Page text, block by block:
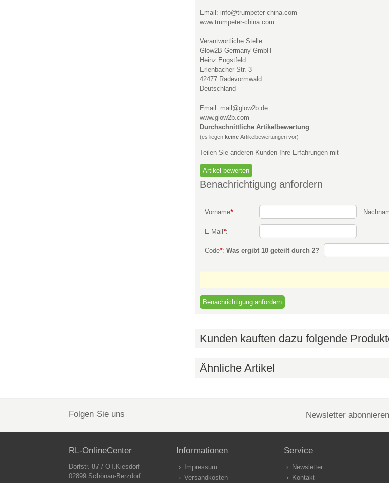
Email: info@trumpeter-china.com
www.trumpeter-china.com
Verantwortliche Stelle:
Glow2B Germany GmbH
Heinz Engstfeld
Erlenbacher Str. 3
42477 Radevormwald
Deutschland
Email: mail@glow2b.de
www.glow2b.com
Durchschnittliche Artikelbewertung:
(es liegen keine Artikelbewertungen vor)
Teilen Sie anderen Kunden Ihre Erfahrungen mit
Benachrichtigung anfordern
Vorname*:
E-Mail*:
Code*: Was ergibt 10 geteilt durch 2?
Kunden kauften dazu folgende
Ähnliche Artikel
Folgen Sie uns Newsletter
RL-OnlineCenter
Dorfstr. 87 / OT.Kiesdorf
02899 Schönau-Berzdorf
Informationen
Impressum
Versandkosten
Service
Newsletter
Kontakt